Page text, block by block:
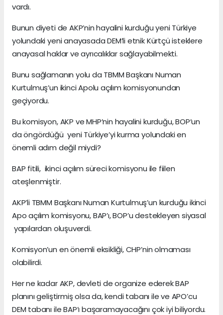
vardı.
Bunun diyeti de AKP’nin hayalini kurduğu yeni Türkiye
yolundaki yeni anayasada DEM’li etnik Kürtçü isteklere
anayasal haklar ve ayrıcalıklar sağlayabilmekti.
Bunu sağlamanın yolu da TBMM Başkanı Numan
Kurtulmuş’un ikinci Apolu açılım komisyonundan
geçiyordu.
Bu komisyon, AKP ve MHP’nin hayalini kurduğu, BOP’un
da öngördüğü yeni Türkiye’yi kurma yolundaki en
önemli adım değil miydi?
BAP fitili, ikinci açılım süreci komisyonu ile fiilen
ateşlenmiştir.
AKP’li TBMM Başkanı Numan Kurtulmuş’un kurduğu ikinci
Apo açılım komisyonu, BAP’ı, BOP’u destekleyen siyasal
yapılardan oluşuverdi.
Komisyon’un en önemli eksikliği, CHP’nin olmaması
olabilirdi.
Her ne kadar AKP, devleti de organize ederek BAP
planını geliştirmiş olsa da, kendi tabanı ile ve APO’cu
DEM tabanı ile BAP’ı başaramayacağını çok iyi biliyordu.